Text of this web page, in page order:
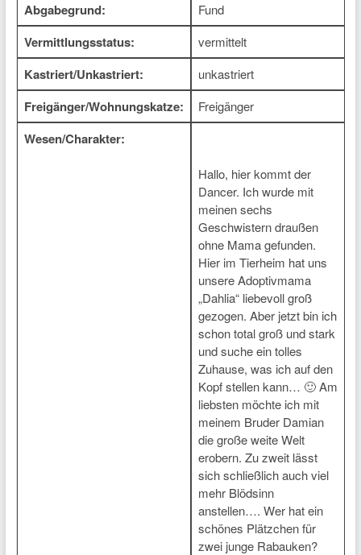
Abgabegrund: Fund
Vermittlungsstatus: vermittelt
Kastriert/Unkastriert: unkastriert
Freigänger/Wohnungskatze: Freigänger
Wesen/Charakter:
Hallo, hier kommt der
Dancer. Ich wurde mit
meinen sechs
Geschwistern draußen
ohne Mama gefunden.
Hier im Tierheim hat uns
unsere Adoptivmama
„Dahlia“ liebevoll groß
gezogen. Aber jetzt bin ich
schon total groß und stark
und suche ein tolles
Zuhause, was ich auf den
Kopf stellen kann… 🙂 Am
liebsten möchte ich mit
meinem Bruder Damian
die große weite Welt
erobern. Zu zweit lässt
sich schließlich auch viel
mehr Blödsinn
anstellen…. Wer hat ein
schönes Plätzchen für
zwei junge Rabauken?